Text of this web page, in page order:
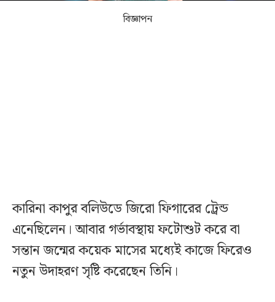
বিজ্ঞাপন
কারিনা কাপুর বলিউডে জিরো ফিগারের ট্রেন্ড
এনেছিলেন। আবার গর্ভাবস্থায় ফটোশুট করে বা
সন্তান জন্মের কয়েক মাসের মধ্যেই কাজে ফিরেও
নতুন উদাহরণ সৃষ্টি করেছেন তিনি।